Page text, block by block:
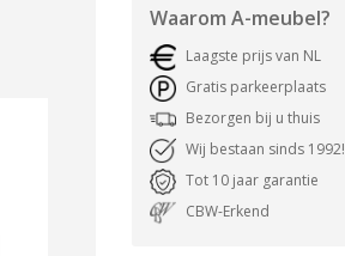
Waarom A-meubel?
Laagste prijs van NL
Gratis parkeerplaats
Bezorgen bij u thuis
Wij bestaan sinds 1992!
Tot 10 jaar garantie
CBW-Erkend